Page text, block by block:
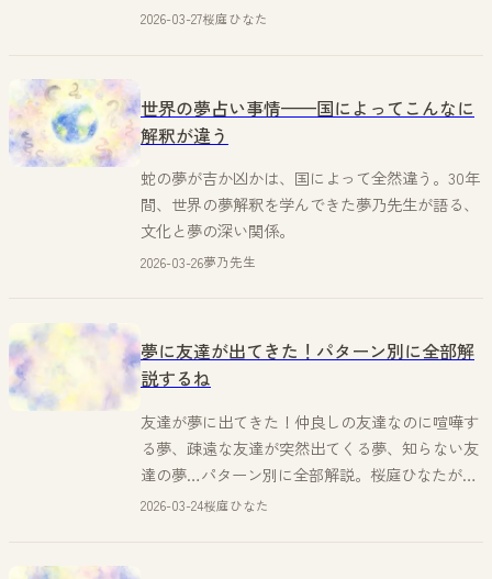
説！
2026-03-27桜庭ひなた
世界の夢占い事情——国によってこんなに
解釈が違う
蛇の夢が吉か凶かは、国によって全然違う。30年
間、世界の夢解釈を学んできた夢乃先生が語る、
文化と夢の深い関係。
2026-03-26夢乃先生
夢に友達が出てきた！パターン別に全部解
説するね
友達が夢に出てきた！仲良しの友達なのに喧嘩す
る夢、疎遠な友達が突然出てくる夢、知らない友
達の夢…パターン別に全部解説。桜庭ひなたが友
達の夢の意味をフレンドリーに教えます。
2026-03-24桜庭ひなた